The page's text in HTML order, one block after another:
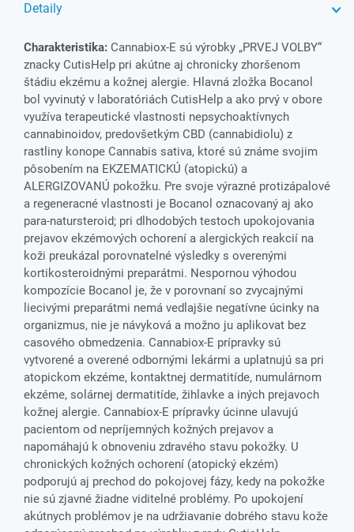
Detaily
Charakteristika: Cannabiox-E sú výrobky „PRVEJ VOLBY“
znacky CutisHelp pri akútne aj chronicky zhoršenom
štádiu ekzému a kožnej alergie. Hlavná zložka Bocanol
bol vyvinutý v laboratóriách CutisHelp a ako prvý v obore
využíva terapeutické vlastnosti nepsychoaktívnych
cannabinoidov, predovšetkým CBD (cannabidiolu) z
rastliny konope Cannabis sativa, ktoré sú známe svojim
pôsobením na EKZEMATICKÚ (atopickú) a
ALERGIZOVANÚ pokožku. Pre svoje výrazné protizápalové
a regeneracné vlastnosti je Bocanol oznacovaný aj ako
para-natursteroid; pri dlhodobých testoch upokojovania
prejavov ekzémových ochorení a alergických reakcií na
koži preukázal porovnatelné výsledky s overenými
kortikosteroidnými preparátmi. Nespornou výhodou
kompozície Bocanol je, že v porovnaní so zvycajnými
liecivými preparátmi nemá vedlajšie negatívne úcinky na
organizmus, nie je návyková a možno ju aplikovat bez
casového obmedzenia. Cannabiox-E prípravky sú
vytvorené a overené odbornými lekármi a uplatnujú sa pri
atopickom ekzéme, kontaktnej dermatitíde, numulárnom
ekzéme, solárnej dermatitíde, žihlavke a iných prejavoch
kožnej alergie. Cannabiox-E prípravky úcinne ulavujú
pacientom od nepríjemných kožných prejavov a
napomáhajú k obnoveniu zdravého stavu pokožky. U
chronických kožných ochorení (atopický ekzém)
podporujú aj prechod do pokojovej fázy, kedy na pokožke
nie sú zjavné žiadne viditelné problémy. Po upokojení
akútnych problémov je na udržiavanie dobrého stavu kože